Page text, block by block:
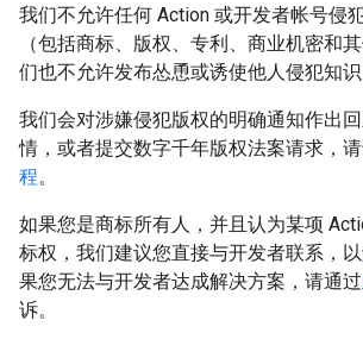
我们不允许任何 Action 或开发者帐号侵
（包括商标、版权、专利、商业机密和
们也不允许发布怂恿或诱使他人侵犯知识
我们会对涉嫌侵犯版权的明确通知作出
情，或者提交数字千年版权法案请求，
程。
如果您是商标所有人，并且认为某项
标权，我们建议您直接与开发者联系，
果您无法与开发者达成解决方案，请通过
诉。